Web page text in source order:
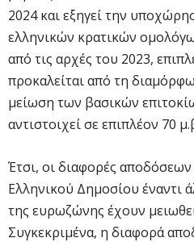
2024 και εξηγεί την
ελληνικών κρατικών
από τις αρχές του 2023,
προκαλείται από τη
μείωση των βασικών
αντιστοιχεί σε επιπλέον 70
Έτσι, οι διαφορές
Ελληνικού Δημοσίου έναντι
της ευρωζώνης έχουν
Συγκεκριμένα, η διαφορά